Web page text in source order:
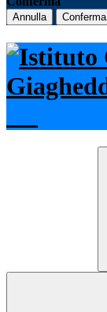
Annulla Conferma